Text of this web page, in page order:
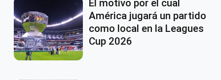
El motivo por el cual
América jugará un partido
como local en la Leagues
Cup 2026